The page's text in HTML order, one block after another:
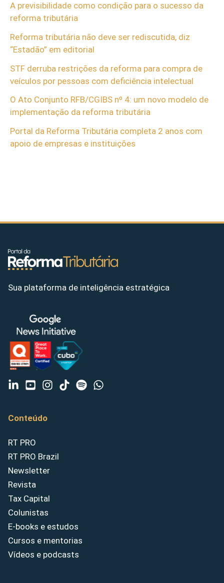
A previsibilidade como condição para o sucesso da
reforma tributária
Reforma tributária não deve ser rediscutida, diz
“Estadão” em editorial
STF derruba restrições da reforma para compra de
veículos por pessoas com deficiência intelectual
O Ato Conjunto RFB/CGIBS nº 4: um novo modelo de
implementação da reforma tributária
Portal da Reforma Tributária completa 2 anos com
apoio de empresas e instituições
Sua plataforma de inteligência estratégica
Conteúdo
RT PRO
RT PRO Brazil
Newsletter
Revista
Tax Capital
Colunistas
E-books e estudos
Cursos e mentorias
Vídeos e podcasts